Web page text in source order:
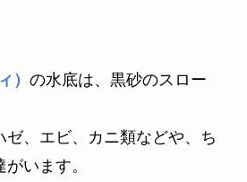
） の水底は、黒砂のスロー
ゼ、エビ、カニ類などや、ち
います。